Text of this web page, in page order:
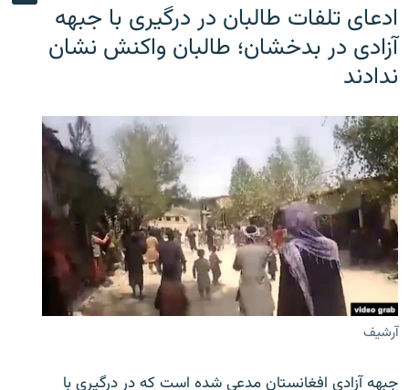
ادعای تلفات طالبان در درگیری با جبهه
آزادی در بدخشان؛ طالبان واکنش نشان
ندادند
آرشیف
جبهه آزادی افغانستان مدعی شده است که در درگیری با